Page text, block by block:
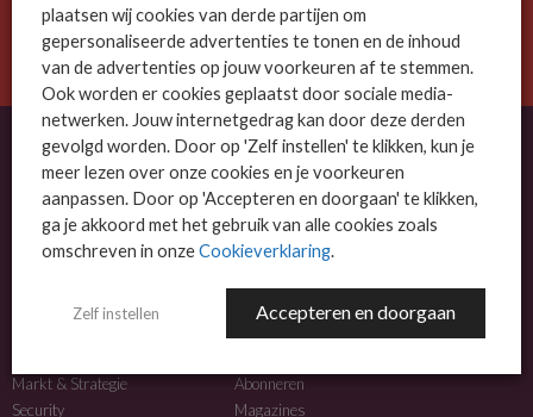
AANMELDEN
OVER MSP BUSINESS
MSP Business is het kennisplatform voor IT-dienstverleners met MKB-focus.
NIEUWS
Markt & Strategie
Security
MEER INFO
Abonneren
Magazines
plaatsen wij cookies van derde partijen om
gepersonaliseerde advertenties te tonen en de inhoud
van de advertenties op jouw voorkeuren af te stemmen.
Ook worden er cookies geplaatst door sociale media-
netwerken. Jouw internetgedrag kan door deze derden
gevolgd worden. Door op 'Zelf instellen' te klikken, kun je
meer lezen over onze cookies en je voorkeuren
aanpassen. Door op 'Accepteren en doorgaan' te klikken,
ga je akkoord met het gebruik van alle cookies zoals
omschreven in onzeCookieverklaring.
Zelf instellen Accepteren en doorgaan